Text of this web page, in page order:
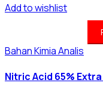
Add to wishlist
Bahan Kimia Analis
Nitric Acid 65%